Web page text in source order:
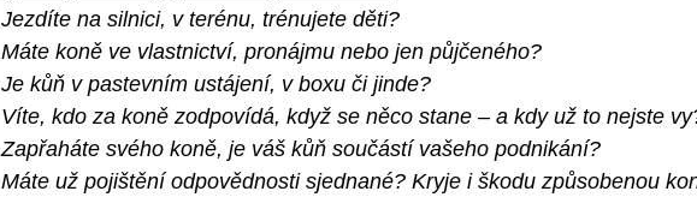
Jezdíte na silnici, v terénu, trénujete děti?
Máte koně ve vlastnictví, pronájmu nebo jen půjčeného?
Je kůň v pastevním ustájení, v boxu či jinde?
Víte, kdo za koně zodpovídá, když se něco stane – a kdy už to nejste
Zapřaháte svého koně, je váš kůň součástí vašeho podnikání?
Máte už pojištění odpovědnosti sjednané? Kryje i škodu způsobenou